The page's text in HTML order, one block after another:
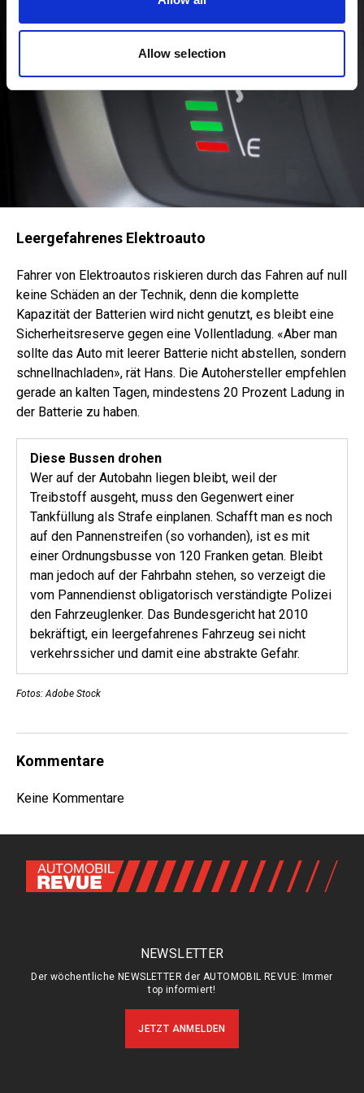
may combine it with other information that you’ve
provided to them or that they’ve collected from your use
Allow selection
Leergefahrenes Elektroauto
Fahrer von Elektroautos riskieren durch das Fahren auf null
keine Schäden an der Technik, denn die komplette
Kapazität der Batterien wird nicht genutzt, es bleibt eine
Sicherheitsreserve gegen eine Vollentladung. «Aber man
sollte das Auto mit leerer Batterie nicht abstellen, sondern
schnellnachladen», rät Hans. Die Autohersteller empfehlen
gerade an kalten Tagen, mindestens 20 Prozent Ladung in
der Batterie zu haben.
Diese Bussen drohen
Wer auf der Autobahn liegen bleibt, weil der
Treibstoff ausgeht, muss den Gegenwert einer
Tankfüllung als Strafe einplanen. Schafft man es noch
auf den Pannenstreifen (so vorhanden), ist es mit
einer Ordnungsbusse von 120 Franken getan. Bleibt
man jedoch auf der Fahrbahn stehen, so verzeigt die
vom Pannendienst obligatorisch verständigte Polizei
den Fahrzeuglenker. Das Bundesgericht hat 2010
bekräftigt, ein leergefahrenes Fahrzeug sei nicht
verkehrssicher und damit eine abstrakte Gefahr.
Fotos: Adobe Stock
Kommentare
Keine Kommentare
NEWSLETTER
Der wöchentliche NEWSLETTER der AUTOMOBIL REVUE: Immer
top informiert!
JETZT ANMELDEN